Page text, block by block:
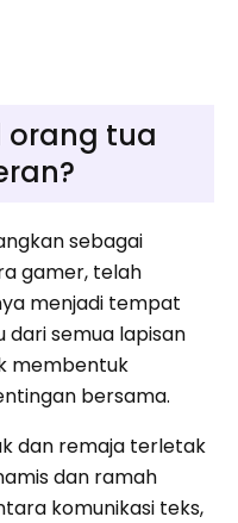
orang tua
sebagai
gamer, telah
menjadi tempat
dari semua lapisan
membentuk
bersama.
dan remaja terletak
dan ramah
komunikasi teks,